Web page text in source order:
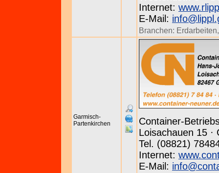
Internet:
E-Mail:
Branchen: Erdarbeiten
Garmisch-
Partenkirchen
Container-
Loisachauen 15
Tel. (08821)
Internet:
E-Mail: